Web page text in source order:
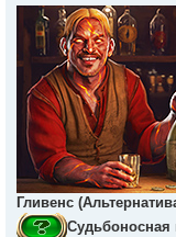
Гливенс
Судьбоносная